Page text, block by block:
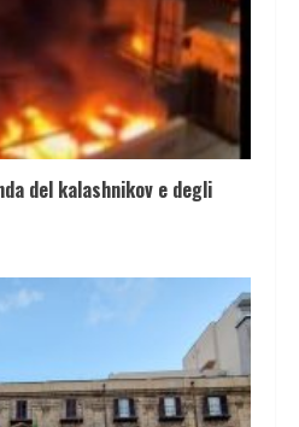
del kalashnikov e degli